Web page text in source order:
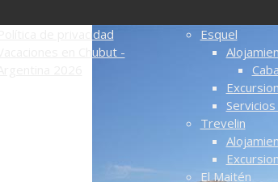
de privacidad
en Chubut -
Esquel
Trevelin
El Maitén